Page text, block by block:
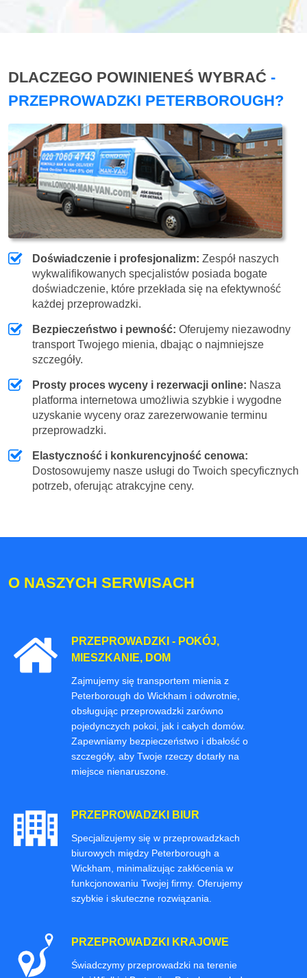
DLACZEGO POWINIENEŚ WYBRAĆ -
PRZEPROWADZKI PETERBOROUGH?
Doświadczenie i profesjonalizm: Zespół naszych
wykwalifikowanych specjalistów posiada bogate
doświadczenie, które przekłada się na efektywność
każdej przeprowadzki.
Bezpieczeństwo i pewność: Oferujemy niezawodny
transport Twojego mienia, dbając o najmniejsze
szczegóły.
Prosty proces wyceny i rezerwacji online: Nasza
platforma internetowa umożliwia szybkie i wygodne
uzyskanie wyceny oraz zarezerwowanie terminu
przeprowadzki.
Elastyczność i konkurencyjność cenowa:
Dostosowujemy nasze usługi do Twoich specyficznych
potrzeb, oferując atrakcyjne ceny.
O NASZYCH SERWISACH
PRZEPROWADZKI - POKÓJ,
MIESZKANIE, DOM
Zajmujemy się transportem mienia z
Peterborough do Wickham i odwrotnie,
obsługując przeprowadzki zarówno
pojedynczych pokoi, jak i całych domów.
Zapewniamy bezpieczeństwo i dbałość o
szczegóły, aby Twoje rzeczy dotarły na
miejsce nienaruszone.
PRZEPROWADZKI BIUR
Specjalizujemy się w przeprowadzkach
biurowych między Peterborough a
Wickham, minimalizując zakłócenia w
funkcjonowaniu Twojej firmy. Oferujemy
szybkie i skuteczne rozwiązania.
PRZEPROWADZKI KRAJOWE
Świadczymy przeprowadzki na terenie